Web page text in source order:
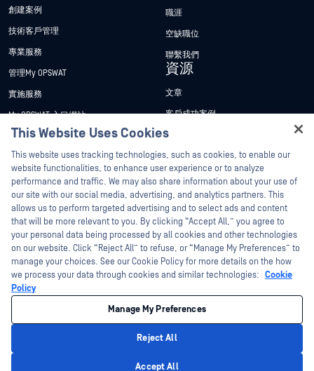
創建案例
技術客戶管理
專業服務
管理My OPSWAT
實施服務
My OPSWAT 入口網站
技術檔案
訓練
漏洞通報計畫
合作夥伴
認證
技術合作夥伴
管道合作夥伴計劃
職涯
空缺職位
聯繫我們
資源
文章
客戶成功案例
新聞稿
新聞報導
網路研討會
產品型錄
白皮書
免費工具
©2026OPSWAT . 保留所有權利。OPSWAT、MetaDefender、Metascan、
MetaAccess、OPSWAT 、Trust no File. Trust No Device.、OPSWAT 、Protecting the
World's Critical Infrastructure、Deep CDR™ Technology、InQuest、InQuest標誌、
DFI、RetroHunt、Deep File Inspection 及 Join the Hunt 均為OPSWAT 之商標。第三
管理 Cookie 偏好
This Website Uses Cookies
This website uses tracking technologies, such as cookies, to enable our
website functionalities, to enhance user experience or to analyze
performance and traffic. We may also share information about your use of
our site with our social media, advertising, and analytics partners. This
allows us to perform targeted advertising and to select ads and content
that will be more relevant to you. By clicking “Accept All,” you agree to
your personal data being processed by all cookies and other technologies
on our website. Click “Reject All” to refuse, or “Manage My Preferences” to
manage your choices. See our Cookie Policy for more details on the how
we process your data through cookies and similar technologies: Cookie
Policy
Manage My Preferences
Reject All
Accept All
Hey there!
I'm Ozzy, your OPSWAT virtual assistant.
How can I help you secure what's critical
today?